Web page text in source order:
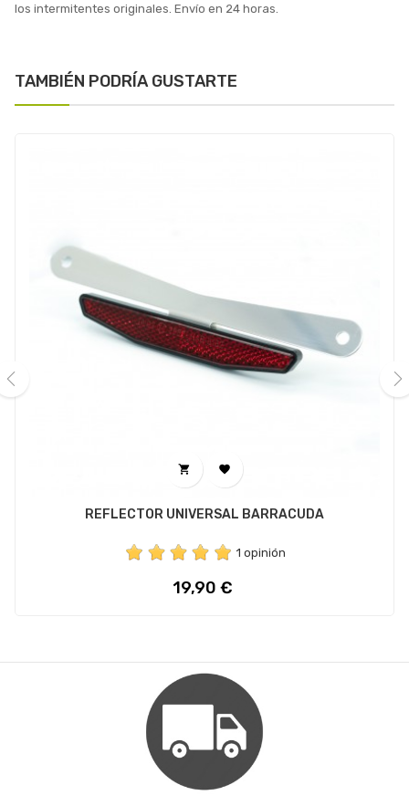
los intermitentes originales. Envío en 24 horas.
TAMBIÉN PODRÍA GUSTARTE
 
REFLECTOR UNIVERSAL BARRACUDA
1 opinión
Precio
19,90 €